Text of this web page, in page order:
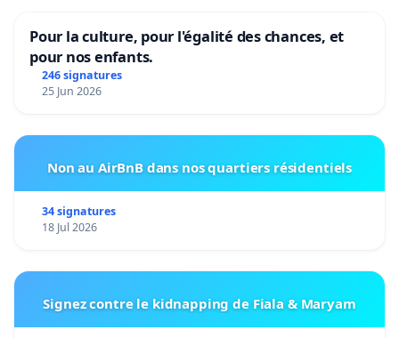
Pour la culture, pour l'égalité des chances, et
pour nos enfants.
246 signatures
25 Jun 2026
Non au AirBnB dans nos quartiers résidentiels
34 signatures
18 Jul 2026
Signez contre le kidnapping de Fiala & Maryam